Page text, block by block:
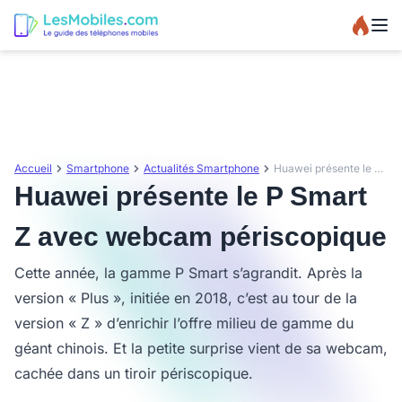
Accueil Smartphone Actualités Smartphone Huawei présente le P Smart Z avec webcam périscopique
Huawei présente le P Smart
Z avec webcam périscopique
Cette année, la gamme P Smart s’agrandit. Après la
version « Plus », initiée en 2018, c’est au tour de la
version « Z » d’enrichir l’offre milieu de gamme du
géant chinois. Et la petite surprise vient de sa webcam,
cachée dans un tiroir périscopique.